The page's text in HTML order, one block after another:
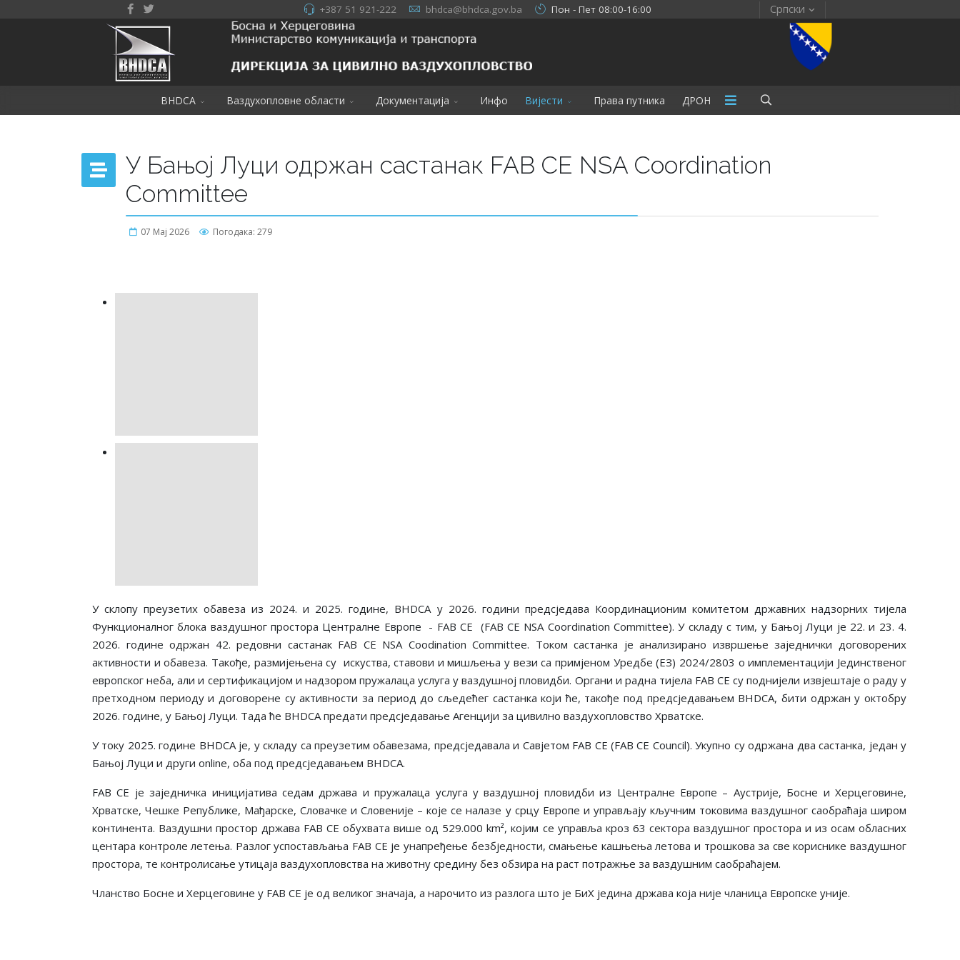
+387 51 921-222 bhdca@bhdca.gov.ba Пон - Пет 08:00-16:00 Српски
BHDCA Ваздухопловне области Документација Инфо Вијести Права путника ДРОН
У Бањој Луци одржан састанак FAB CE NSA Coordination
Committee
07 Мај 2026 Погодака: 279
У склопу преузетих обавеза из 2024. и 2025. године, BHDCA у 2026. години предсједава Координационим комитетом државних надзорних тијела
Функционалног блока ваздушног простора Централне Европе - FAB CE (FAB CE NSA Coordination Committee). У складу с тим, у Бањој Луци је 22. и 23. 4.
2026. године одржан 42. редовни састанак FAB CE NSA Coodination Committee. Током састанка је анализирано извршење заједнички договорених
активности и обавеза. Такође, размијењена су искуства, ставови и мишљења у вези са примјеном Уредбе (ЕЗ) 2024/2803 о имплементацији Јединственог
европског неба, али и сертификацијом и надзором пружалаца услуга у ваздушној пловидби. Органи и радна тијела FAB CE су поднијели извјештаје о раду у
претходном периоду и договорене су активности за период до сљедећег састанка који ће, такође под предсједавањем BHDCA, бити одржан у октобру
2026. године, у Бањој Луци. Тада ће BHDCA предати предсједавање Агенцији за цивилно ваздухопловство Хрватске.
У току 2025. године BHDCA je, у складу са преузетим обавезама, предсједавала и Савјетом FAB CE (FAB CE Council). Укупно су одржана два састанка, један у
Бањој Луци и други online, оба под предсједавањем BHDCA.
FAB CE је заједничка иницијатива седам држава и пружалаца услуга у ваздушној пловидби из Централне Европе – Аустрије, Босне и Херцеговине,
Хрватске, Чешке Републике, Мађарске, Словачке и Словеније – које се налазе у срцу Европе и управљају кључним токовима ваздушног саобраћаја широм
континента. Ваздушни простор држава FAB CE обухвата више од 529.000 km², којим се управља кроз 63 сектора ваздушног простора и из осам обласних
центара контроле летења. Разлог успостављања FAB CE је унапређење безбједности, смањење кашњења летова и трошкова за све кориснике ваздушног
простора, те контролисање утицаја ваздухопловства на животну средину без обзира на раст потражње за ваздушним саобраћајем.
Чланство Босне и Херцеговине у FAB CE је од великог значаја, а нарочито из разлога што је БиХ једина држава која није чланица Европске уније.